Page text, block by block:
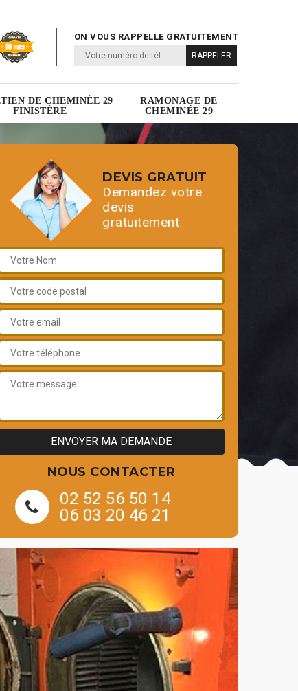
ON VOUS RAPPELLE GRATUITEMENT
DE CHEMINÉE 29
FINISTÈRE
RAMONAGE DE
CHEMINÉE 29
DEVIS GRATUIT
Demandez votre
devis
gratuitement
NOUS CONTACTER
02 52 56 50 14
06 03 20 46 21